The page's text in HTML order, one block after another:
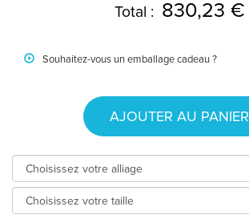
Total : 830,23 €
Souhaitez-vous un emballage cadeau ?
AJOUTER AU PANIER